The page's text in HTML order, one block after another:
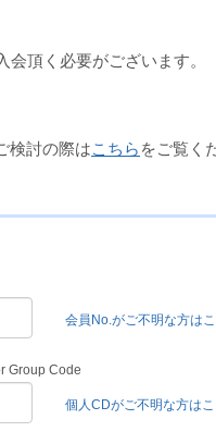
頂く必要がございます。
検討の際はこちら をご覧く
会員No.がご不明な方は
Group Code
個人CDがご不明な方はこ